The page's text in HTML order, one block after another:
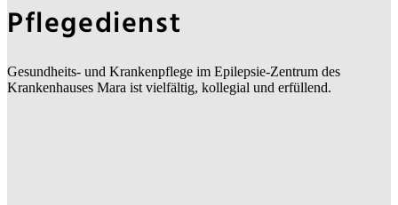
Pflegedienst
Gesundheits- und Krankenpflege im Epilepsie-Zentrum des
Krankenhauses Mara ist vielfältig, kollegial und erfüllend.